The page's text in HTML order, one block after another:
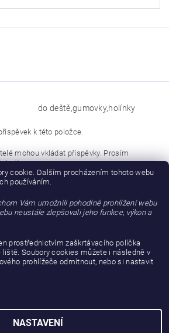
do deště,gumovky,holínky
k této položce.
mohou vkládat příspěvky. Prosím
.
k této položce.
cookie. Dalším procházením tohoto webu
používáním.
Vám umožnili pohodlné prohlížení webu
neustále zlepšovali jeho funkce, výkon a
prostřednictvím zaškrtávacího políčka
liště. Soubory cookies můžete i následně v
prohlížeče odmítnout, nebo si nastavit
NASTAVENÍ